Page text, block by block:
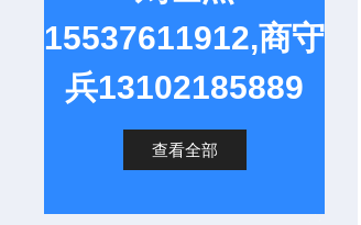
15537611912,商守
兵13102185889
查看全部